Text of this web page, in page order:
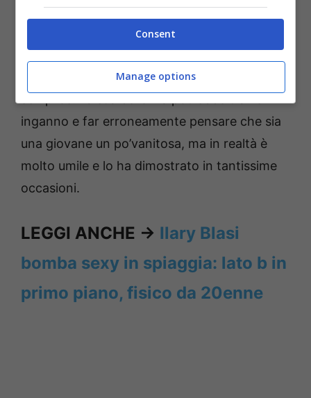
Sophie è stata una delle troniste più amate
della storia deldating show, a dispetto delle
apparenza. è infatti una ragazza molto
semplice. La sua bellezza potrebbe trarre in
inganno e far erroneamente pensare che sia
una giovane un po’vanitosa, ma in realtà è
molto umile e lo ha dimostrato in tantissime
occasioni.
LEGGI ANCHE -> Ilary Blasi
bomba sexy in spiaggia: lato b in
primo piano, fisico da 20enne
Consent
Manage options